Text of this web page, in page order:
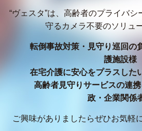
“ヴェスタ”は、高齢者のプライバ
守るカメラ不要のソリュ
転倒事故対策・見守り巡回の
護施設様
在宅介護に安心をプラスした
高齢者見守りサービスの連
政・企業関係
ご興味がありましたらぜひお気軽